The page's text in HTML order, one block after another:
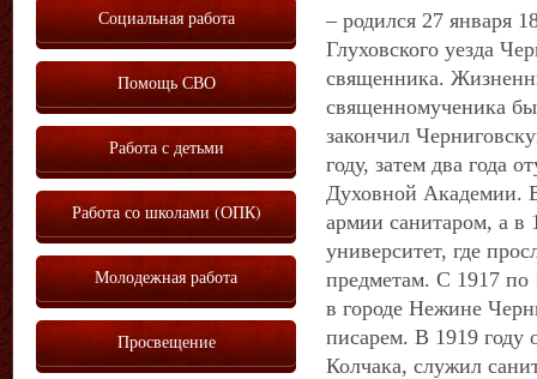
– родился 27 января
Глуховского уезда
священника.
священномученика
закончил
году, затем два года
Духовной Академии.
армии санитаром, а в
университет, где
предметам. С 1917
в городе Нежине
писарем. В 1919
Колчака, служил
Социальная работа
Помощь СВО
Работа с детьми
Работа со школами (ОПК)
Молодежная работа
Просвещение